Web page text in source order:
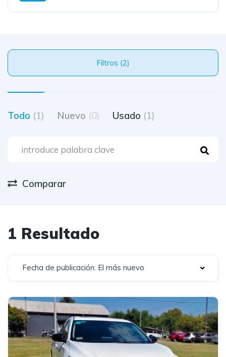
Filtros (2)
Todo (1) Nuevo (0) Usado (1)
Comparar
1 Resultado
Fecha de publicación: El más nuevo